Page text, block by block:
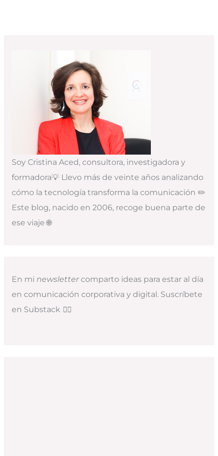
Soy Cristina Aced, consultora, investigadora y
formadora💡 Llevo más de veinte años analizando
cómo la tecnología transforma la comunicación ✏️
Este blog, nacido en 2006, recoge buena parte de
ese viaje 🌐
En mi newslettercomparto ideas para estar al día
en comunicación corporativa y digital. Suscríbete
en Substack 👇🏻